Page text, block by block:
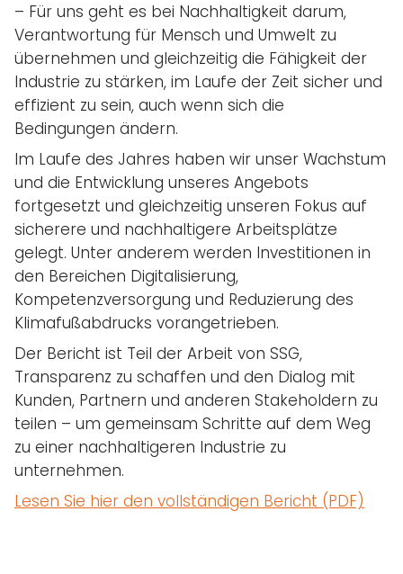
– Für uns geht es bei Nachhaltigkeit darum,
Verantwortung für Mensch und Umwelt zu
übernehmen und gleichzeitig die Fähigkeit der
Industrie zu stärken, im Laufe der Zeit sicher und
effizient zu sein, auch wenn sich die
Bedingungen ändern.
Im Laufe des Jahres haben wir unser Wachstum
und die Entwicklung unseres Angebots
fortgesetzt und gleichzeitig unseren Fokus auf
sicherere und nachhaltigere Arbeitsplätze
gelegt. Unter anderem werden Investitionen in
den Bereichen Digitalisierung,
Kompetenzversorgung und Reduzierung des
Klimafußabdrucks vorangetrieben.
Der Bericht ist Teil der Arbeit von SSG,
Transparenz zu schaffen und den Dialog mit
Kunden, Partnern und anderen Stakeholdern zu
teilen – um gemeinsam Schritte auf dem Weg
zu einer nachhaltigeren Industrie zu
unternehmen.
Lesen Sie hier den vollständigen Bericht (PDF)